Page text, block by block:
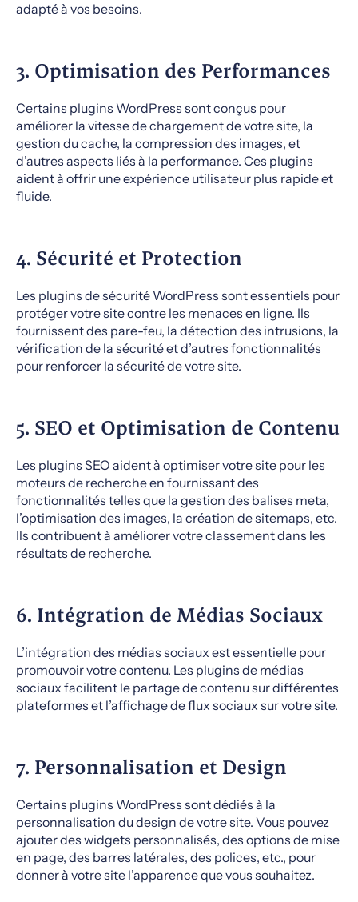
adapté à vos besoins.
3. Optimisation des Performances
Certains plugins WordPress sont conçus pour
améliorer la vitesse de chargement de votre site, la
gestion du cache, la compression des images, et
d’autres aspects liés à la performance. Ces plugins
aident à offrir une expérience utilisateur plus rapide et
fluide.
4. Sécurité et Protection
Les plugins de sécurité WordPress sont essentiels pour
protéger votre site contre les menaces en ligne. Ils
fournissent des pare-feu, la détection des intrusions, la
vérification de la sécurité et d’autres fonctionnalités
pour renforcer la sécurité de votre site.
5. SEO et Optimisation de Contenu
Les plugins SEO aident à optimiser votre site pour les
moteurs de recherche en fournissant des
fonctionnalités telles que la gestion des balises meta,
l’optimisation des images, la création de sitemaps, etc.
Ils contribuent à améliorer votre classement dans les
résultats de recherche.
6. Intégration de Médias Sociaux
L’intégration des médias sociaux est essentielle pour
promouvoir votre contenu. Les plugins de médias
sociaux facilitent le partage de contenu sur différentes
plateformes et l’affichage de flux sociaux sur votre site.
7. Personnalisation et Design
Certains plugins WordPress sont dédiés à la
personnalisation du design de votre site. Vous pouvez
ajouter des widgets personnalisés, des options de mise
en page, des barres latérales, des polices, etc., pour
donner à votre site l’apparence que vous souhaitez.